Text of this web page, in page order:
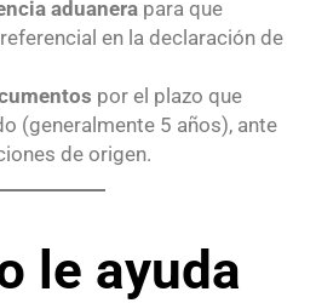
aduanera para que
en la declaración de
por el plazo que
(generalmente 5 años), ante
de origen.
le ayuda